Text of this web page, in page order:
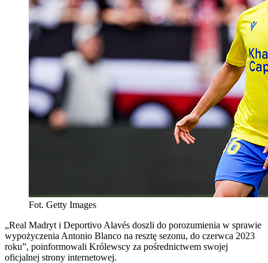
Fot. Getty Images
„Real Madryt i Deportivo Alavés doszli do porozumienia w sprawie
wypożyczenia Antonio Blanco na resztę sezonu, do czerwca 2023
roku”, poinformowali Królewscy za pośrednictwem swojej
oficjalnej strony internetowej.